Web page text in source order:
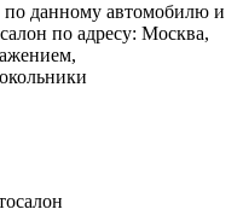
по данному автомобилю и
по адресу: Москва,